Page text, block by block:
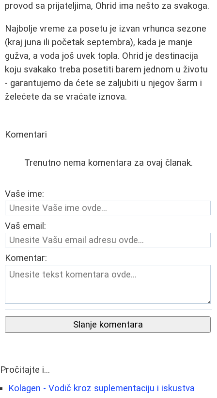
provod sa prijateljima, Ohrid ima nešto za svakoga.
Najbolje vreme za posetu je izvan vrhunca sezone
(kraj juna ili početak septembra), kada je manje
gužva, a voda još uvek topla. Ohrid je destinacija
koju svakako treba posetiti barem jednom u životu
- garantujemo da ćete se zaljubiti u njegov šarm i
želećete da se vraćate iznova.
Komentari
Trenutno nema komentara za ovaj članak.
Vaše ime:
Vaš email:
Komentar:
Slanje komentara
Pročitajte i...
Kolagen - Vodič kroz suplementaciju i iskustva